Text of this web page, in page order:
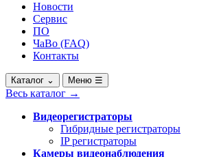
Новости
Сервис
ПО
ЧаВо (FAQ)
Контакты
Каталог ⌄ Меню ☰
Весь каталог →
Видеорегистраторы
Гибридные регистраторы
IP регистраторы
Камеры видеонаблюдения